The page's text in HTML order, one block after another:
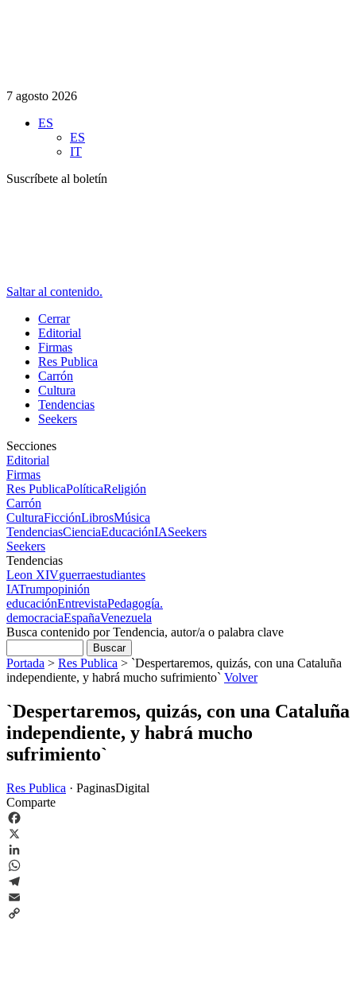
7 agosto 2026
ES
ES
IT
Suscríbete al boletín
Saltar al contenido.
Cerrar
Editorial
Firmas
Res Publica
Carrón
Cultura
Tendencias
Seekers
Secciones
Editorial
Firmas
Res PublicaPolíticaReligión
Carrón
CulturaFicciónLibrosMúsica
TendenciasCienciaEducaciónIASeekers
Seekers
Tendencias
Leon XIVguerraestudiantes
IATrumpopinión
educaciónEntrevistaPedagogía.
democraciaEspañaVenezuela
Busca contenido por Tendencia, autor/a o palabra clave
Portada > Res Publica > `Despertaremos, quizás, con una Cataluña
independiente, y habrá mucho sufrimiento` Volver
`Despertaremos, quizás, con una Cataluña
independiente, y habrá mucho
sufrimiento`
Res Publica · PaginasDigital
Comparte
Facebook
X
LinkedIn
WhatsApp
Telegram
Email